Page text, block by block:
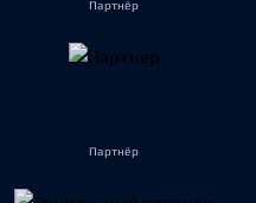
Партнёр
Партнёр